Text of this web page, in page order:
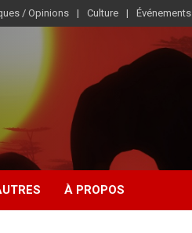
/ Opinions Culture Événements
À PROPOS